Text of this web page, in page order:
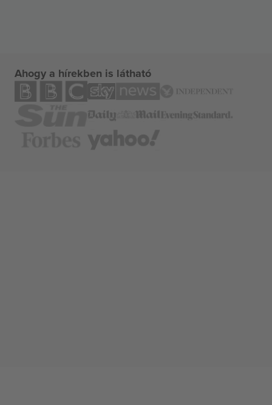
Ahogy a hírekben is látható